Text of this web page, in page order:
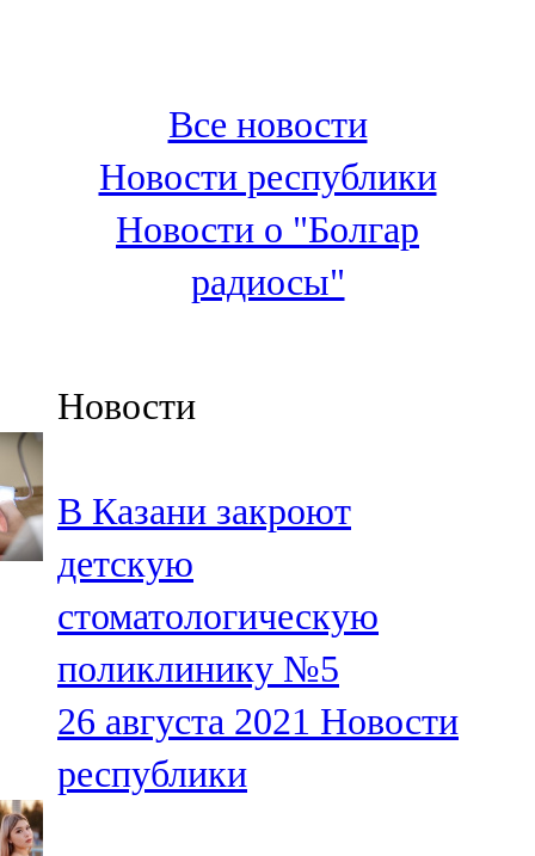
100,3 FM
Зәй
106,6 FM
Кадыбаш
105,2 FM
91,5 FM
106,1 FM
Кама тамагы
71,51 FM
Кукмара
107,9 FM
Лениногорский
Все новости
Новости республики
Новости о "Болгар
радиосы"
Новости
В Казани закроют
детскую
стоматологическую
поликлинику №5
26 августа 2021 Новости
республики